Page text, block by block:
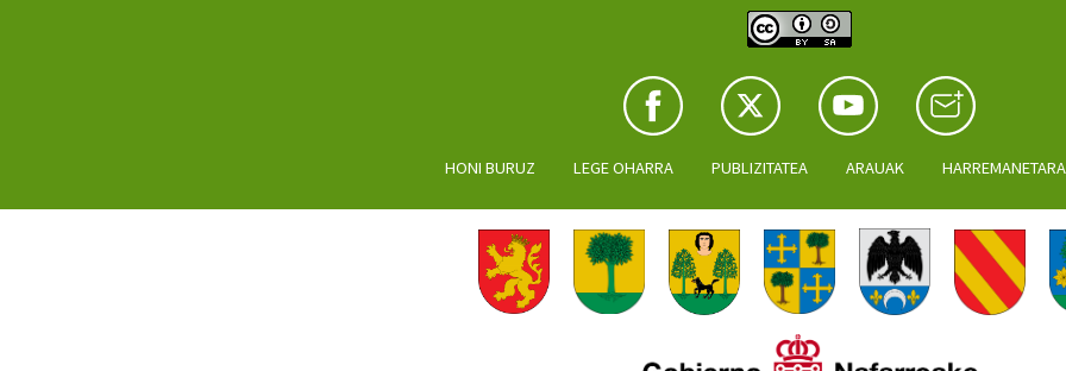
HONI BURUZ LEGE OHARRA PUBLIZITATEA ARAUAK